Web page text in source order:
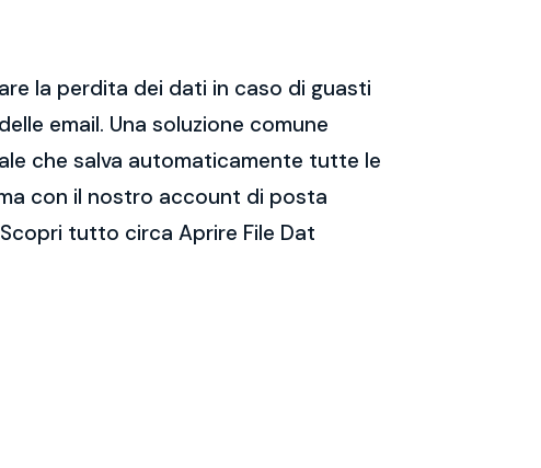
la perdita dei dati in caso di guasti
email. Una soluzione comune
che salva automaticamente tutte le
con il nostro account di posta
tutto circa Aprire File Dat